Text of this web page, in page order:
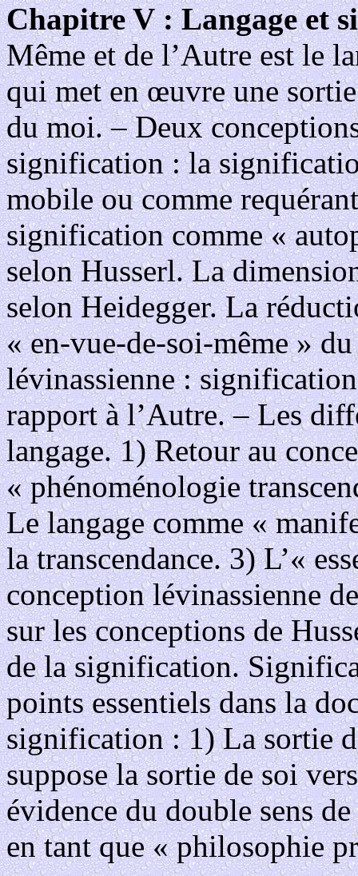
Chapitre V : Langage et
Même et de l’Autre est le
qui met en œuvre une
du moi. – Deux
signification : la
mobile ou comme
signification comme «
selon Husserl. La
selon Heidegger. La
« en-vue-de-soi-même »
lévinassienne :
rapport à l’Autre. – Les
langage. 1) Retour au
« phénoménologie
Le langage comme «
la transcendance. 3) L’«
conception lévinassienne
sur les conceptions de
de la signification.
points essentiels dans la
signification : 1) La sortie
suppose la sortie de soi
évidence du double sens
en tant que « philosophie